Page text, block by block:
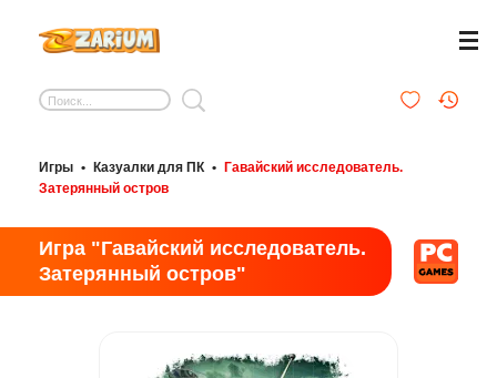
Игры • Казуалки для ПК •
Гавайский исследователь.
Затерянный остров
Игра "Гавайский исследователь.
Затерянный остров"